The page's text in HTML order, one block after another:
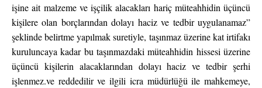
işine ait malzeme ve işçilik alacakları hariç müteahhidin üçüncü
kişilere olan borçlarından dolayı haciz ve tedbir uygulanamaz”
şeklinde belirtme yapılmak suretiyle, taşınmaz üzerine kat irtifakı
kuruluncaya kadar bu taşınmazdaki müteahhidin hissesi üzerine
üçüncü kişilerin alacaklarından dolayı haciz ve tedbir şerhi
işlenmez.ve reddedilir ve ilgili icra müdürlüğü ile mahkemeye,